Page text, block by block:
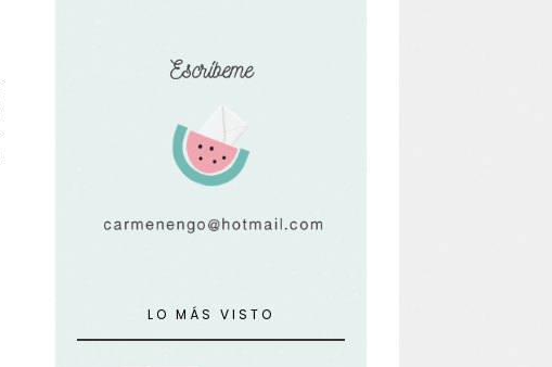
LO MÁS VISTO